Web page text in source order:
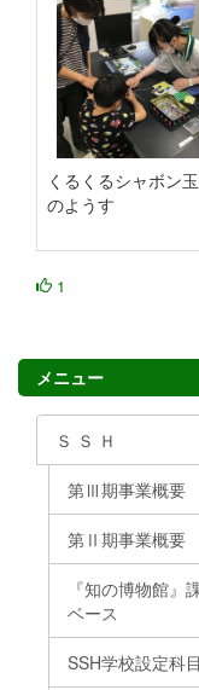
くるくるシャボン
のようす
1
メニュー
Ｓ Ｓ Ｈ
第Ⅲ期事業概要
第Ⅱ期事業概要
『知の博物館』
ベース
SSH学校設定科